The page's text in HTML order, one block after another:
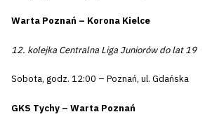
Warta Poznań – Korona Kielce
12. kolejka Centralna Liga Juniorów do lat 19
Sobota, godz. 12:00 – Poznań, ul. Gdańska
GKS Tychy – Warta Poznań